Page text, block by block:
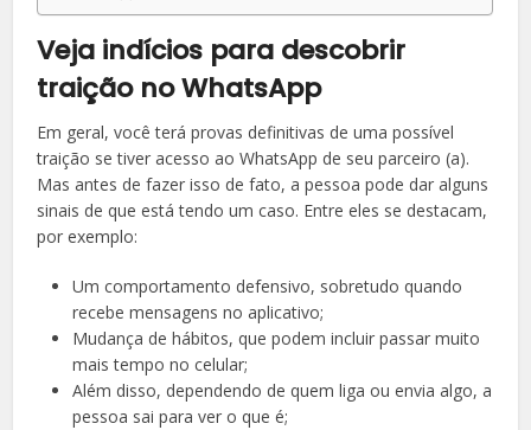
Veja indícios para descobrir
traição no WhatsApp
Em geral, você terá provas definitivas de uma possível
traição se tiver acesso ao WhatsApp de seu parceiro (a).
Mas antes de fazer isso de fato, a pessoa pode dar alguns
sinais de que está tendo um caso. Entre eles se destacam,
por exemplo:
Um comportamento defensivo, sobretudo quando
recebe mensagens no aplicativo;
Mudança de hábitos, que podem incluir passar muito
mais tempo no celular;
Além disso, dependendo de quem liga ou envia algo, a
pessoa sai para ver o que é;